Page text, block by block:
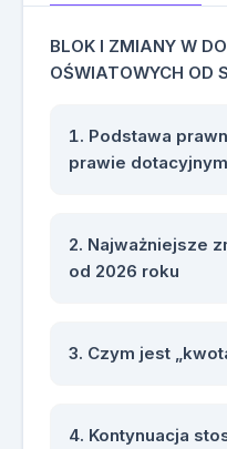
BLOK I ZMIANY W
OŚWIATOWYCH OD
Podstawa
prawie
Najważniejsze
od 2026 roku
Czym jest
Kontynuacja